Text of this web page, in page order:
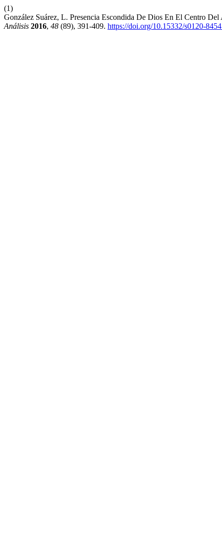
(1)
González Suárez, L. Presencia Escondida De Dios En El Centro
Análisis 2016, 48 (89), 391-409. https://doi.org/10.15332/s0120-